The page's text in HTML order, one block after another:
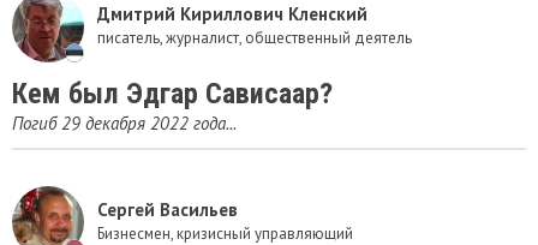
Дмитрий Кириллович Кленский
писатель, журналист, общественный деятель
Кем был Эдгар Сависаар?
Погиб 29 декабря 2022 года...
Сергей Васильев
Бизнесмен, кризисный управляющий